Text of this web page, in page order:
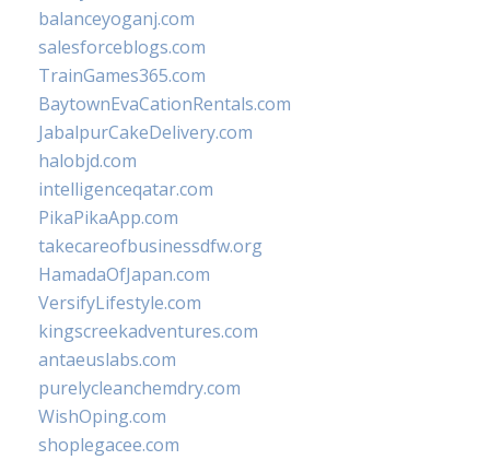
balanceyoganj.com
salesforceblogs.com
TrainGames365.com
BaytownEvaCationRentals.com
JabalpurCakeDelivery.com
halobjd.com
intelligenceqatar.com
PikaPikaApp.com
takecareofbusinessdfw.org
HamadaOfJapan.com
VersifyLifestyle.com
kingscreekadventures.com
antaeuslabs.com
purelycleanchemdry.com
WishOping.com
shoplegacee.com